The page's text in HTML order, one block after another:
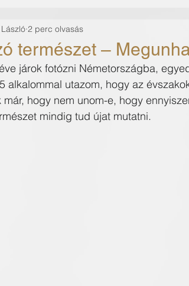
fotózás OM-3 Astro
természet –
2 perc olvasás
járok fotózni Németországba,
alkalommal utazom, hogy az
már, hogy nem unom-e, hogy
mindig tud újat mutatni.